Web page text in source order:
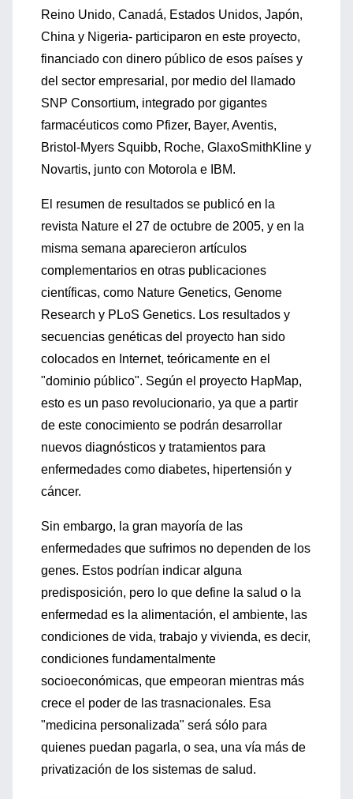
Reino Unido, Canadá, Estados Unidos, Japón,
China y Nigeria- participaron en este proyecto,
financiado con dinero público de esos países y
del sector empresarial, por medio del llamado
SNP Consortium, integrado por gigantes
farmacéuticos como Pfizer, Bayer, Aventis,
Bristol-Myers Squibb, Roche, GlaxoSmithKline y
Novartis, junto con Motorola e IBM.
El resumen de resultados se publicó en la
revista Nature el 27 de octubre de 2005, y en la
misma semana aparecieron artículos
complementarios en otras publicaciones
científicas, como Nature Genetics, Genome
Research y PLoS Genetics. Los resultados y
secuencias genéticas del proyecto han sido
colocados en Internet, teóricamente en el
"dominio público". Según el proyecto HapMap,
esto es un paso revolucionario, ya que a partir
de este conocimiento se podrán desarrollar
nuevos diagnósticos y tratamientos para
enfermedades como diabetes, hipertensión y
cáncer.
Sin embargo, la gran mayoría de las
enfermedades que sufrimos no dependen de los
genes. Estos podrían indicar alguna
predisposición, pero lo que define la salud o la
enfermedad es la alimentación, el ambiente, las
condiciones de vida, trabajo y vivienda, es decir,
condiciones fundamentalmente
socioeconómicas, que empeoran mientras más
crece el poder de las trasnacionales. Esa
"medicina personalizada" será sólo para
quienes puedan pagarla, o sea, una vía más de
privatización de los sistemas de salud.